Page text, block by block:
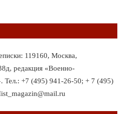
119160, Москва,
редакция «Военно-
Тел.: +7 (495) 941-26-50; + 7 (495)